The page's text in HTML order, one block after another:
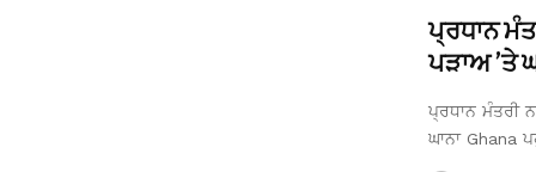
ਪ੍ਰਧਾਨ
ਪੜਾਅ ’ਤੇ
ਪ੍ਰਧਾਨ ਮੰਤਰੀ
ਘਾਨਾ Ghana